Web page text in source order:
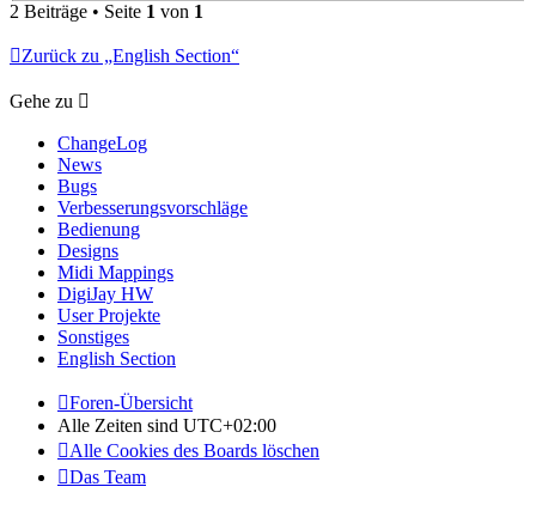
2 Beiträge • Seite 1 von 1
Zurück zu „English Section“
Gehe zu
ChangeLog
News
Bugs
Verbesserungsvorschläge
Bedienung
Designs
Midi Mappings
DigiJay HW
User Projekte
Sonstiges
English Section
Foren-Übersicht
Alle Zeiten sind UTC+02:00
Alle Cookies des Boards löschen
Das Team